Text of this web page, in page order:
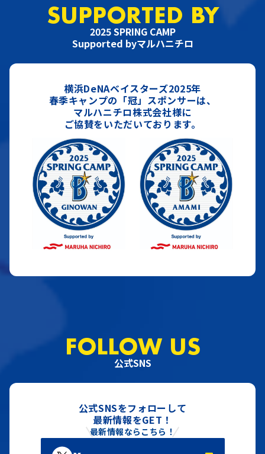
SUPPORTED BY
2025 SPRING CAMP
Supported byマルハニチロ
横浜DeNAベイスターズ2025年
春季キャンプの「冠」スポンサーは、
マルハニチロ株式会社様に
ご協賛をいただいております。
FOLLOW US
公式SNS
公式SNSをフォローして
最新情報をGET！
最新情報ならこちら！